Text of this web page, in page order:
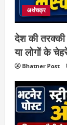
अर्थचक्र
देश की तरक्की
या लोगों के
Bhatner Post